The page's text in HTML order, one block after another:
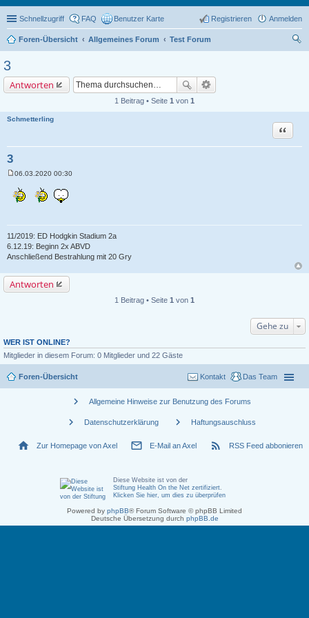
Schnellzugriff FAQ Benutzer Karte Anmelden
Registrieren
Foren-Übersicht Allgemeines Forum
Test Forum
3
Antworten
1 Beitrag • Seite 1 von 1
Schmetterling
3
Zitat
e
i
t
06.03.2020 00:30
11/2019: ED Hodgkin Stadium 2a
6.12.19: Beginn 2x ABVD
Anschließend Bestrahlung mit 20 Gry
Antworten
1 Beitrag • Seite 1 von 1
Gehe zu
WER IST ONLINE?
Mitglieder in diesem Forum: 0 Mitglieder und 22 Gäste
Foren-Übersicht Das Team
Kontakt
chevron_right Allgemeine Hinweise zur Benutzung des Forums
chevron_right Datenschutzerklärung chevron_right Haftungsauschluss
home Zur Homepage von Axel mail_outline E-Mail an Axel rss_feed RSS Feed abbonieren
Diese Website ist von der
Stiftung Health On the Net zertifiziert
Klicken Sie hier, um dies zu überprüfen
Powered by phpBB® Forum Software © phpBB Limited
Deutsche Übersetzung durch phpBB.de